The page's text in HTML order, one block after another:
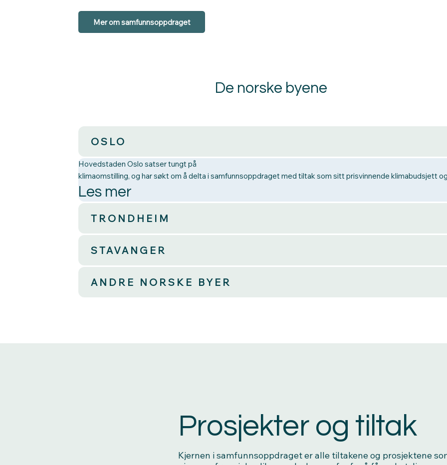
Mer om samfunnsoppdraget
De norske byene
OSLO
Hovedstaden Oslo satser tungt på
klimaomstilling, og har søkt om å delta i samfunnsoppdraget med tiltak som sitt prisvinnende klimabudsjett
Les mer
TRONDHEIM
STAVANGER
ANDRE NORSKE BYER
Prosjekter og tiltak
Kjernen i samfunnsoppdraget er alle tiltakene og prosjektene